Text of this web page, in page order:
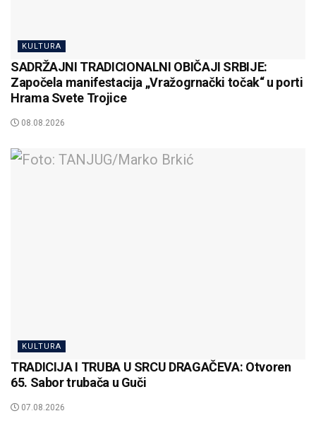
KULTURA
SADRŽAJNI TRADICIONALNI OBIČAJI SRBIJE:
Započela manifestacija „Vražogrnački točak“ u porti
Hrama Svete Trojice
08.08.2026
KULTURA
TRADICIJA I TRUBA U SRCU DRAGAČEVA: Otvoren
65. Sabor trubača u Guči
07.08.2026